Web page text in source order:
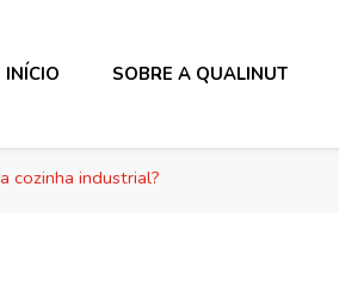
INÍCIO SOBRE A QUALINUT
cozinha industrial?